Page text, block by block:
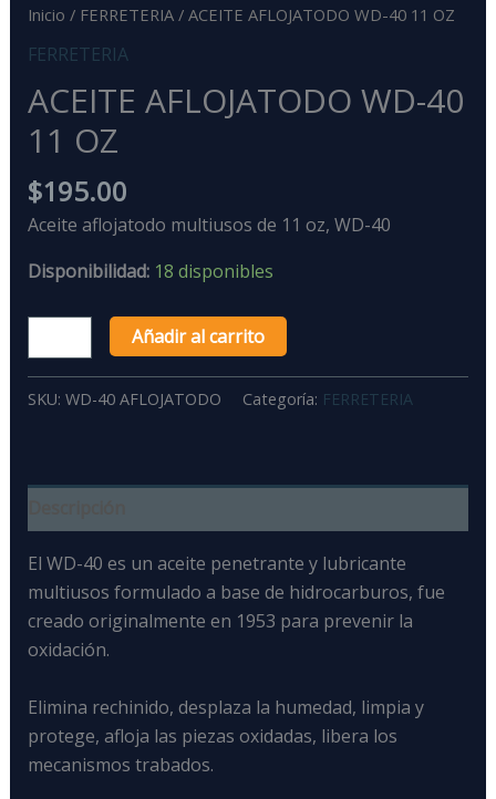
Inicio / FERRETERIA/ ACEITE AFLOJATODO WD-40 11 OZ
FERRETERIA
ACEITE AFLOJATODO WD-40
11 OZ
$195.00
Aceite aflojatodo multiusos de 11 oz, WD-40
Disponibilidad: 18 disponibles
Añadir al carrito
SKU: WD-40 AFLOJATODO Categoría: FERRETERIA
El WD-40 es un aceite penetrante y lubricante
multiusos formulado a base de hidrocarburos, fue
creado originalmente en 1953 para prevenir la
oxidación.
Elimina rechinido, desplaza la humedad, limpia y
protege, afloja las piezas oxidadas, libera los
mecanismos trabados.